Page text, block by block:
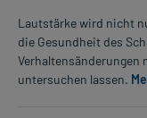
Lautstärke wird nicht
die Gesundheit des
untersuchen lassen.